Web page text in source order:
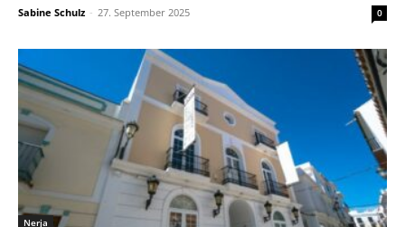
Sabine Schulz - 27. September 2025 0
Nerja